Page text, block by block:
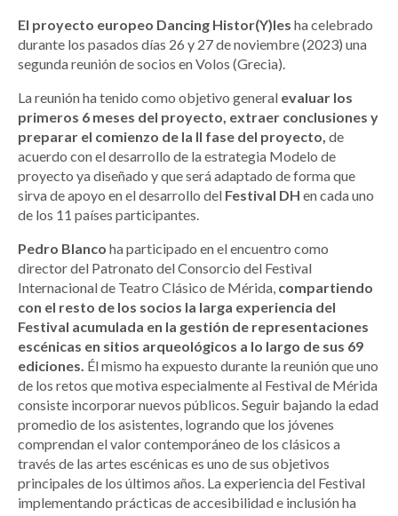
El proyecto europeo Dancing Histor(Y)Ies ha celebrado
durante los pasados días 26 y 27 de noviembre (2023) una
segunda reunión de socios en Volos (Grecia).
La reunión ha tenido como objetivo general evaluar los
primeros 6 meses del proyecto, extraer conclusiones y
preparar el comienzo de la II fase del proyecto, de
acuerdo con el desarrollo de la estrategia Modelo de
proyecto ya diseñado y que será adaptado de forma que
sirva de apoyo en el desarrollo del Festival DH en cada uno
de los 11 países participantes.
Pedro Blanco ha participado en el encuentro como
director del Patronato del Consorcio del Festival
Internacional de Teatro Clásico de Mérida, compartiendo
con el resto de los socios la larga experiencia del
Festival acumulada en la gestión de representaciones
escénicas en sitios arqueológicos a lo largo de sus 69
ediciones. Él mismo ha expuesto durante la reunión que uno
de los retos que motiva especialmente al Festival de Mérida
consiste incorporar nuevos públicos. Seguir bajando la edad
promedio de los asistentes, logrando que los jóvenes
comprendan el valor contemporáneo de los clásicos a
través de las artes escénicas es uno de sus objetivos
principales de los últimos años. La experiencia del Festival
implementando prácticas de accesibilidad e inclusión ha